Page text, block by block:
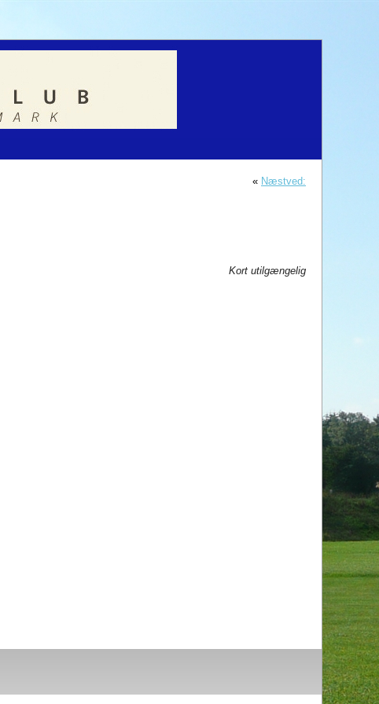
« Næstved:
Kort utilgængelig